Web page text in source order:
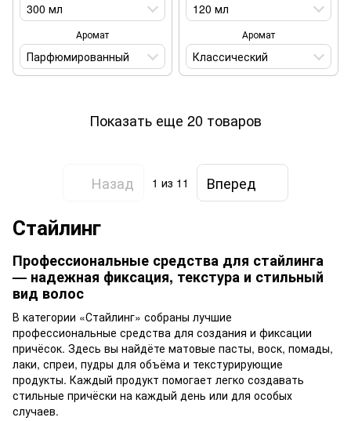
300 мл
Аромат
Парфюмированный
120 мл
Аромат
Классический
Показать еще 20 товаров
Назад 1 из 11 Вперед
Стайлинг
Профессиональные средства для стайлинга
— надежная фиксация, текстура и стильный
вид волос
В категории «Стайлинг» собраны лучшие
профессиональные средства для создания и фиксации
причёсок. Здесь вы найдёте матовые пасты, воск, помады,
лаки, спреи, пудры для объёма и текстурирующие
продукты. Каждый продукт помогает легко создавать
стильные причёски на каждый день или для особых
случаев.